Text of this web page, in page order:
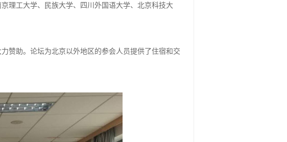
理工大学、民族大学、四川外国语大学、北京科技大
赞助。论坛为北京以外地区的参会人员提供了住宿和交